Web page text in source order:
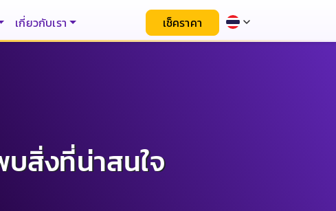
เกี่ยวกับเรา เช็คราคา
สิ่งที่น่าสนใจ